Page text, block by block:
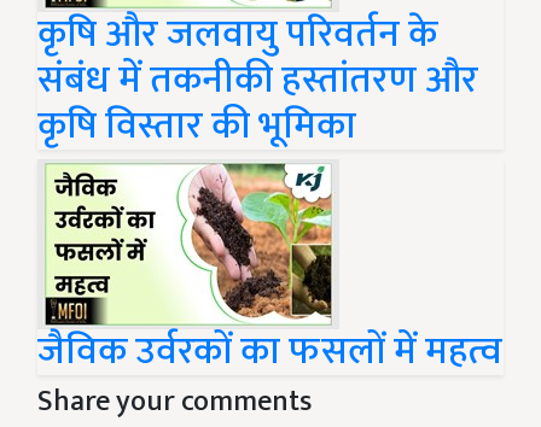
कृषि और जलवायु परिवर्तन के
संबंध में तकनीकी हस्तांतरण और
कृषि विस्तार की भूमिका
जैविक उर्वरकों का फसलों में महत्व
Share your comments